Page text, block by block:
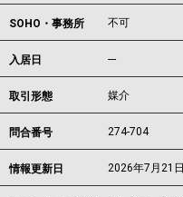
SOHO・事務所 不可
入居日 ---
取引形態 媒介
問合番号 274-704
情報更新日 2026年7月21日